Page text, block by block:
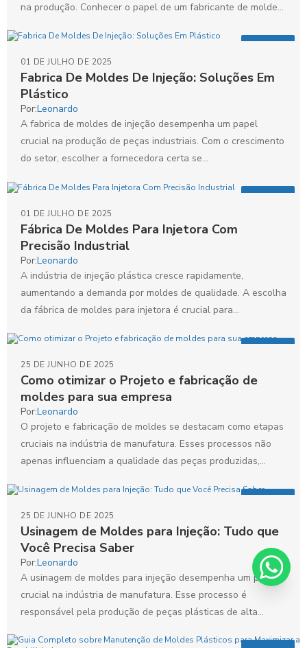
na produção. Conhecer o papel de um fabricante de moldes
Fabrica De Moldes De Injeção: Soluções Em
Plástico
01 DE JULHO DE 2025
Por:Leonardo
A fabrica de moldes de injeção desempenha um papel
crucial na produção de peças industriais. Com o crescimento
do setor, escolher a fornecedora certa se...
Fábrica De Moldes Para Injetora Com
Precisão Industrial
01 DE JULHO DE 2025
Por:Leonardo
A indústria de injeção plástica cresce rapidamente,
aumentando a demanda por moldes de qualidade. A escolha
da fábrica de moldes para injetora é crucial para...
Como otimizar o Projeto e fabricação de
moldes para sua empresa
25 DE JUNHO DE 2025
Por:Leonardo
O projeto e fabricação de moldes se destacam como etapas
cruciais na indústria de manufatura. Esses processos não
apenas influenciam a qualidade das peças produzidas,...
Usinagem de Moldes para Injeção: Tudo que
Você Precisa Saber
25 DE JUNHO DE 2025
Por:Leonardo
A usinagem de moldes para injeção desempenha um papel
crucial na indústria de manufatura. Esse processo é
responsável pela produção de peças plásticas de alta...